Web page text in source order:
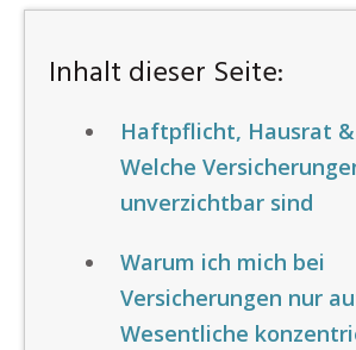
Inhalt dieser Seite:
Haftpflicht, Hausrat &
Welche
unverzichtbar sind
Warum ich mich bei
Versicherungen nur
Wesentliche